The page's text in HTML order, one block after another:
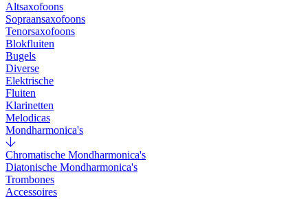
Altsaxofoons
Sopraansaxofoons
Tenorsaxofoons
Blokfluiten
Bugels
Diverse
Elektrische
Fluiten
Klarinetten
Melodicas
Mondharmonica's
Chromatische Mondharmonica's
Diatonische Mondharmonica's
Trombones
Accessoires